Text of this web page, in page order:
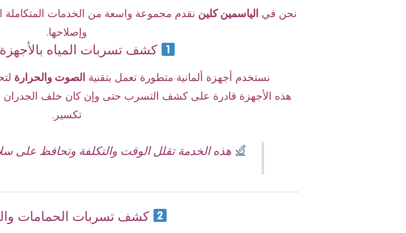
نحن في الياسمين كلين نقدم مجموعة واسعة من الخدمات
وإصلاحها.
كشف تسربات المياه بالأجهزة
نستخدم أجهزة ألمانية متطورة تعمل بتقنية الصوت والحرارة
هذه الأجهزة قادرة على كشف التسرب حتى وإن كان خلف الجدران
تكسير.
هذه الخدمة تقلل الوقت والتكلفة وتحافظ على
كشف تسربات الحمامات